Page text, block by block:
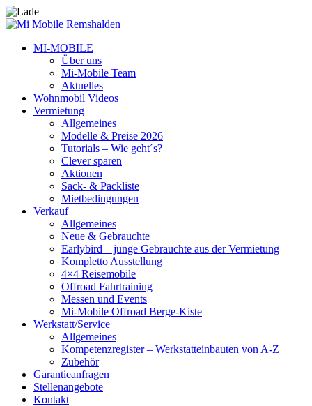
MI-MOBILE
Über uns
Mi-Mobile Team
Aktuelles
Wohnmobil Videos
Vermietung
Allgemeines
Modelle & Preise 2026
Tutorials – Wie geht´s?
Clever sparen
Aktionen
Sack- & Packliste
Mietbedingungen
Verkauf
Allgemeines
Neue & Gebrauchte
Earlybird – junge Gebrauchte aus der Vermietung
Kompletto Ausstellung
4×4 Reisemobile
Offroad Fahrtraining
Messen und Events
Mi-Mobile Offroad Berge-Kiste
Werkstatt/Service
Allgemeines
Kompetenzregister – Werkstatteinbauten von A-Z
Zubehör
Garantieanfragen
Stellenangebote
Kontakt